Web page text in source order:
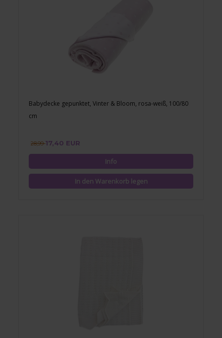
Babydecke gepunktet, Vinter & Bloom, rosa-weiß, 100/80
cm
28,9917,40 EUR